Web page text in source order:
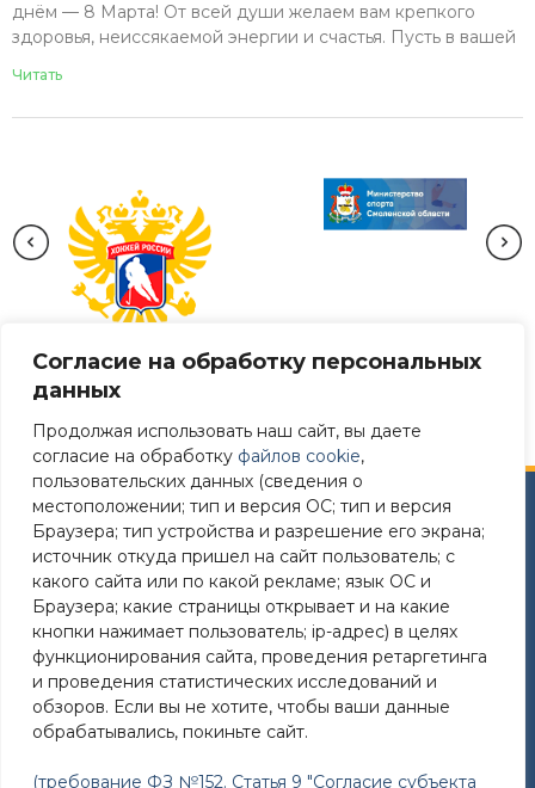
Согласие на обработку персональных
данных
Продолжая использовать наш сайт, вы даете
согласие на обработку файлов cookie,
пользовательских данных (сведения о
местоположении; тип и версия ОС; тип и версия
Браузера; тип устройства и разрешение его экрана;
источник откуда пришел на сайт пользователь; с
какого сайта или по какой рекламе; язык ОС и
Браузера; какие страницы открывает и на какие
кнопки нажимает пользователь; ip-адрес) в целях
функционирования сайта, проведения ретаргетинга
и проведения статистических исследований и
обзоров. Если вы не хотите, чтобы ваши данные
обрабатывались, покиньте сайт.
(требование ФЗ №152. Статья 9 "Согласие субъекта
днём — 8 Марта! От всей души желаем вам крепкого
здоровья, неиссякаемой энергии и счастья. Пусть в вашей
Читать
Сайт разработан в соответствии
с требованиями Постановления Правительства РФ №
582 от 11.12.2018
Требования к структуре официального сайта
образовательной организации в ИТС «Интернет»
и формату представления на нем информации»
утверждены Приказом Рособрнадзора от 14.08.2020
№831